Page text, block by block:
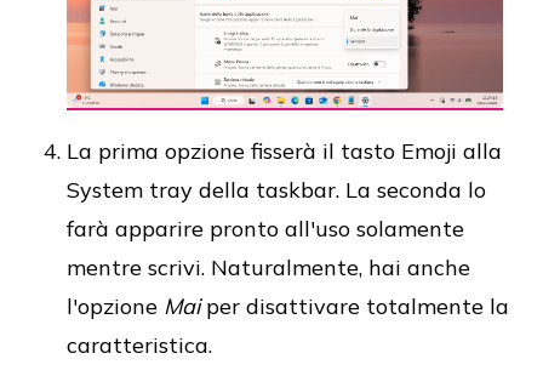
La prima opzione fisserà il tasto Emoji alla
System tray della taskbar. La seconda lo
farà apparire pronto all'uso solamente
mentre scrivi. Naturalmente, hai anche
l'opzione Maiper disattivare totalmente la
caratteristica.